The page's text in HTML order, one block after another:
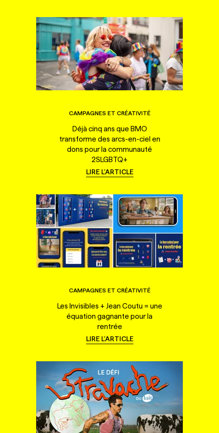
CAMPAGNES ET CRÉATIVITÉ
Déjà cinq ans que BMO
transforme des arcs-en-ciel en
dons pour la communauté
2SLGBTQ+
LIRE L'ARTICLE
CAMPAGNES ET CRÉATIVITÉ
Les Invisibles + Jean Coutu = une
équation gagnante pour la
rentrée
LIRE L'ARTICLE